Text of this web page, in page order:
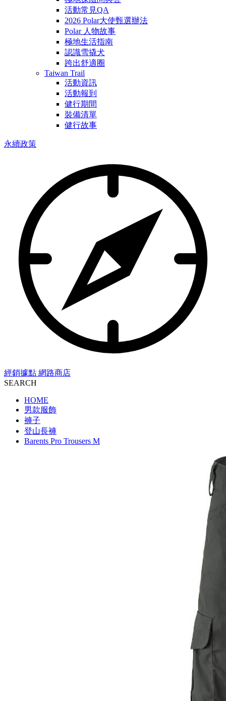
活動常見QA
2026 Polar大使甄選辦法
Polar 人物故事
極地生活指南
認識雪撬犬
跨出舒適圈
Taiwan Trail
活動資訊
活動報到
健行期間
裝備清單
健行故事
永續政策
經銷據點 網路商店
SEARCH
HOME
男款服飾
褲子
登山長褲
Barents Pro Trousers M